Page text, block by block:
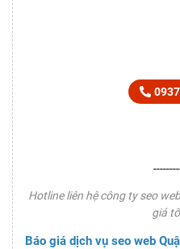
Hotline liên hệ công ty seo
giá
Báo giá dịch vụ seo web